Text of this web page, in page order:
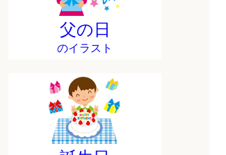
父の日
のイラスト